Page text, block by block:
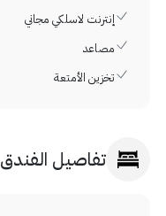
إنترنت لاسلكي مجاني
مصاعد
تخزين الأمتعة
تفاصيل الفندق